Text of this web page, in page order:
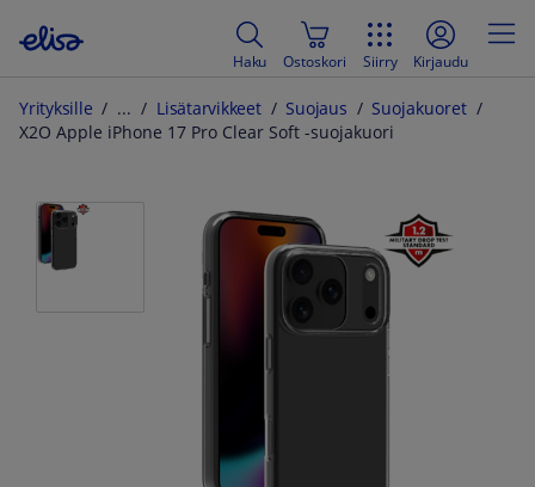
Haku Ostoskori Siirry Kirjaudu
Yrityksille Lisätarvikkeet Suojaus
Suojakuoret
X2O Apple iPhone 17 Pro Clear Soft -suojakuori